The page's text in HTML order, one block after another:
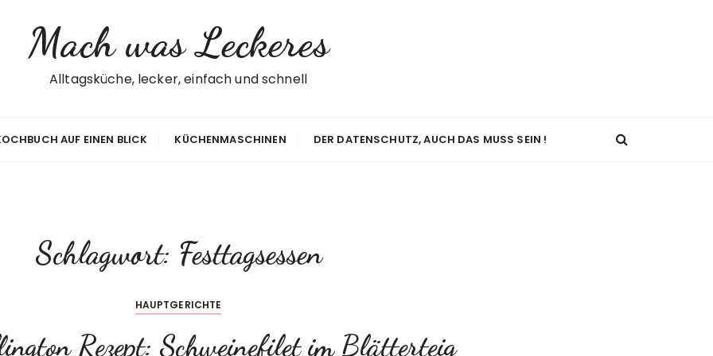
Mach was Leckeres
Alltagsküche, lecker, einfach und schnell
AUF EINEN BLICK KÜCHENMASCHINEN DER DATENSCHUTZ, AUCH DAS MUSS SEIN !
Schlagwort: Festtagsessen
HAUPTGERICHTE
Rezept: Schweinefilet im Blätterteig